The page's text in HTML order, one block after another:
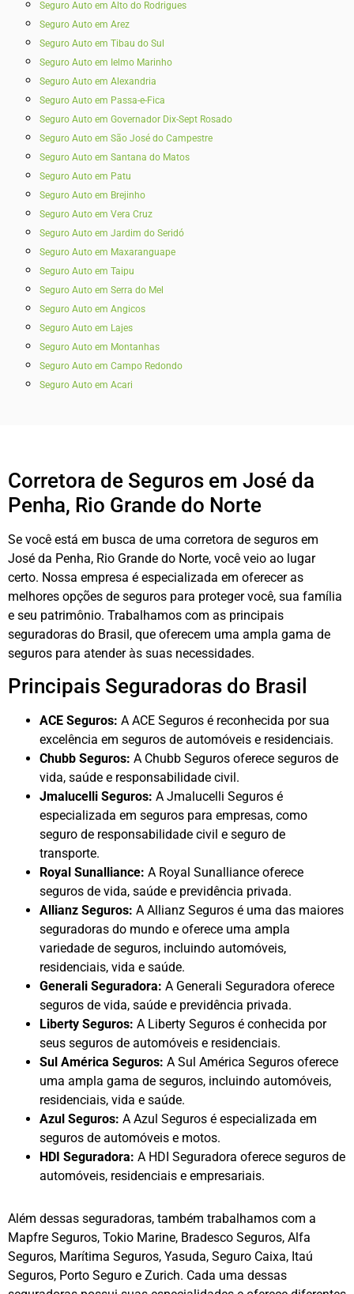
Seguro Auto em Alto do Rodrigues
Seguro Auto em Arez
Seguro Auto em Tibau do Sul
Seguro Auto em Ielmo Marinho
Seguro Auto em Alexandria
Seguro Auto em Passa-e-Fica
Seguro Auto em Governador Dix-Sept Rosado
Seguro Auto em São José do Campestre
Seguro Auto em Santana do Matos
Seguro Auto em Patu
Seguro Auto em Brejinho
Seguro Auto em Vera Cruz
Seguro Auto em Jardim do Seridó
Seguro Auto em Maxaranguape
Seguro Auto em Taipu
Seguro Auto em Serra do Mel
Seguro Auto em Angicos
Seguro Auto em Lajes
Seguro Auto em Montanhas
Seguro Auto em Campo Redondo
Seguro Auto em Acari
Corretora de Seguros em José da
Penha, Rio Grande do Norte
Se você está em busca de uma corretora de seguros em
José da Penha, Rio Grande do Norte, você veio ao lugar
certo. Nossa empresa é especializada em oferecer as
melhores opções de seguros para proteger você, sua família
e seu patrimônio. Trabalhamos com as principais
seguradoras do Brasil, que oferecem uma ampla gama de
seguros para atender às suas necessidades.
Principais Seguradoras do Brasil
ACE Seguros: A ACE Seguros é reconhecida por sua
excelência em seguros de automóveis e residenciais.
Chubb Seguros: A Chubb Seguros oferece seguros de
vida, saúde e responsabilidade civil.
Jmalucelli Seguros: A Jmalucelli Seguros é
especializada em seguros para empresas, como
seguro de responsabilidade civil e seguro de
transporte.
Royal Sunalliance: A Royal Sunalliance oferece
seguros de vida, saúde e previdência privada.
Allianz Seguros: A Allianz Seguros é uma das maiores
seguradoras do mundo e oferece uma ampla
variedade de seguros, incluindo automóveis,
residenciais, vida e saúde.
Generali Seguradora: A Generali Seguradora oferece
seguros de vida, saúde e previdência privada.
Liberty Seguros: A Liberty Seguros é conhecida por
seus seguros de automóveis e residenciais.
Sul América Seguros: A Sul América Seguros oferece
uma ampla gama de seguros, incluindo automóveis,
residenciais, vida e saúde.
Azul Seguros: A Azul Seguros é especializada em
seguros de automóveis e motos.
HDI Seguradora: A HDI Seguradora oferece seguros de
automóveis, residenciais e empresariais.
Além dessas seguradoras, também trabalhamos com a
Mapfre Seguros, Tokio Marine, Bradesco Seguros, Alfa
Seguros, Marítima Seguros, Yasuda, Seguro Caixa, Itaú
Seguros, Porto Seguro e Zurich. Cada uma dessas